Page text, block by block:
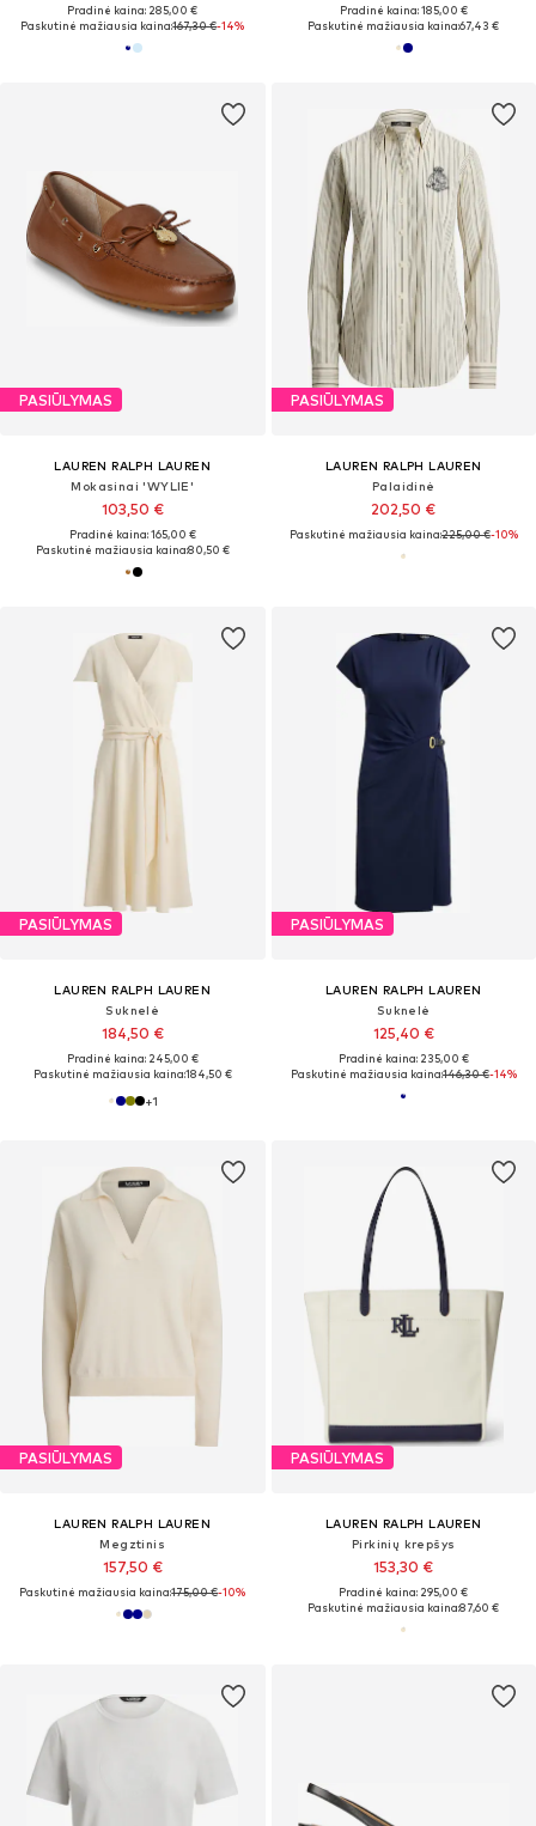
Pradinė kaina: 285,00 €
Paskutinė mažiausia kaina:167,30 €-14%
Pradinė kaina: 185,00 €
Paskutinė mažiausia kaina:67,43 €
PASIŪLYMAS
LAUREN RALPH LAUREN
Mokasinai 'WYLIE'
103,50 €
Pradinė kaina: 165,00 €
Paskutinė mažiausia kaina:80,50 €
PASIŪLYMAS
LAUREN RALPH LAUREN
Palaidinė
202,50 €
Paskutinė mažiausia kaina:225,00 €-10%
PASIŪLYMAS
LAUREN RALPH LAUREN
Suknelė
184,50 €
Pradinė kaina: 245,00 €
Paskutinė mažiausia kaina:184,50 €
+1
PASIŪLYMAS
LAUREN RALPH LAUREN
Suknelė
125,40 €
Pradinė kaina: 235,00 €
Paskutinė mažiausia kaina:146,30 €-14%
PASIŪLYMAS
LAUREN RALPH LAUREN
Megztinis
157,50 €
Paskutinė mažiausia kaina:175,00 €-10%
PASIŪLYMAS
LAUREN RALPH LAUREN
Pirkinių krepšys
153,30 €
Pradinė kaina: 295,00 €
Paskutinė mažiausia kaina:87,60 €